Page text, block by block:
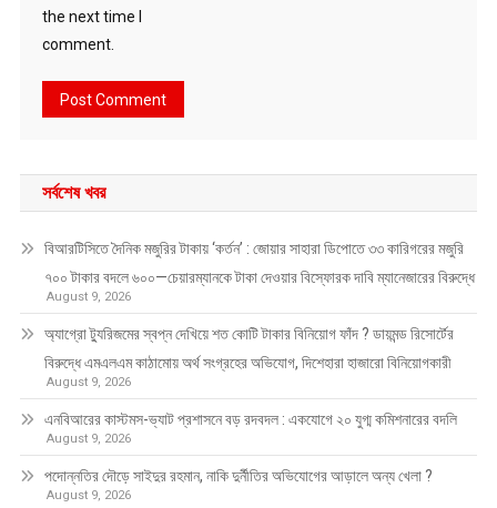
the next time I
comment.
সর্বশেষ খবর
বিআরটিসিতে দৈনিক মজুরির টাকায় ‘কর্তন’ : জোয়ার সাহারা ডিপোতে ৩৩ কারিগরের মজুরি
৭০০ টাকার বদলে ৬০০—চেয়ারম্যানকে টাকা দেওয়ার বিস্ফোরক দাবি ম্যানেজারের বিরুদ্ধে
August 9, 2026
অ্যাগ্রো ট্যুরিজমের স্বপ্ন দেখিয়ে শত কোটি টাকার বিনিয়োগ ফাঁদ ? ডায়মন্ড রিসোর্টের
বিরুদ্ধে এমএলএম কাঠামোয় অর্থ সংগ্রহের অভিযোগ, দিশেহারা হাজারো বিনিয়োগকারী
August 9, 2026
এনবিআরের কাস্টমস-ভ্যাট প্রশাসনে বড় রদবদল : একযোগে ২০ যুগ্ম কমিশনারের বদলি
August 9, 2026
পদোন্নতির দৌড়ে সাইদুর রহমান, নাকি দুর্নীতির অভিযোগের আড়ালে অন্য খেলা ?
August 9, 2026